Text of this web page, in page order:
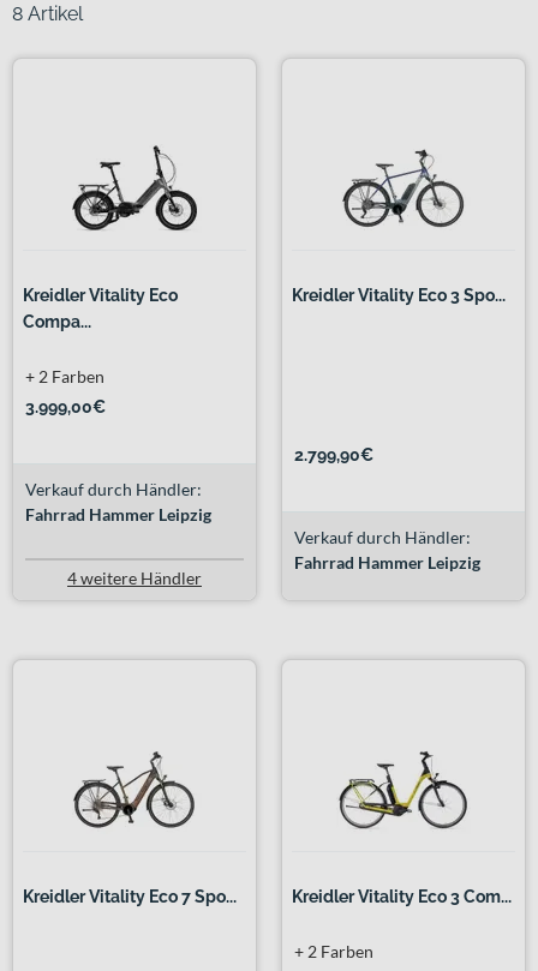
8 Artikel
Kreidler Vitality Eco
Compa...
3.999,00€
+ 2 Farben
Verkauf durch Händler:
Fahrrad Hammer Leipzig
4 weitere Händler
Kreidler Vitality Eco 3 Spo...
2.799,90€
Verkauf durch Händler:
Fahrrad Hammer Leipzig
Kreidler Vitality Eco 7 Spo... Kreidler Vitality Eco 3 Com...
+ 2 Farben